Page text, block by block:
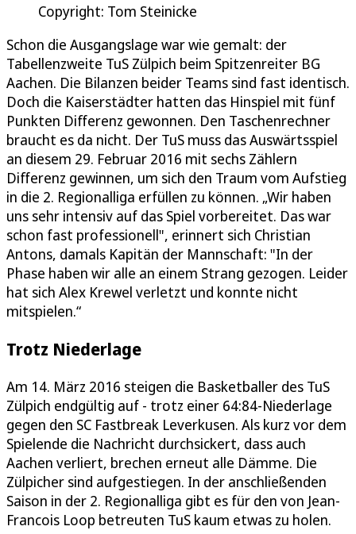
Copyright: Tom Steinicke
Schon die Ausgangslage war wie gemalt: der
Tabellenzweite TuS Zülpich beim Spitzenreiter BG
Aachen. Die Bilanzen beider Teams sind fast identisch.
Doch die Kaiserstädter hatten das Hinspiel mit fünf
Punkten Differenz gewonnen. Den Taschenrechner
braucht es da nicht. Der TuS muss das Auswärtsspiel
an diesem 29. Februar 2016 mit sechs Zählern
Differenz gewinnen, um sich den Traum vom Aufstieg
in die 2. Regionalliga erfüllen zu können. „Wir haben
uns sehr intensiv auf das Spiel vorbereitet. Das war
schon fast professionell", erinnert sich Christian
Antons, damals Kapitän der Mannschaft: "In der
Phase haben wir alle an einem Strang gezogen. Leider
hat sich Alex Krewel verletzt und konnte nicht
mitspielen.“
Trotz Niederlage
Am 14. März 2016 steigen die Basketballer des TuS
Zülpich endgültig auf - trotz einer 64:84-Niederlage
gegen den SC Fastbreak Leverkusen. Als kurz vor dem
Spielende die Nachricht durchsickert, dass auch
Aachen verliert, brechen erneut alle Dämme. Die
Zülpicher sind aufgestiegen. In der anschließenden
Saison in der 2. Regionalliga gibt es für den von Jean-
Francois Loop betreuten TuS kaum etwas zu holen.